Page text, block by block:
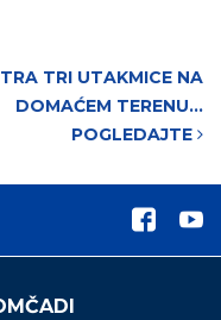
TRI UTAKMICE NA
DOMAĆEM TERENU…
POGLEDAJTE